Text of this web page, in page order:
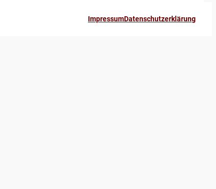
ImpressumDatenschutzerklärung